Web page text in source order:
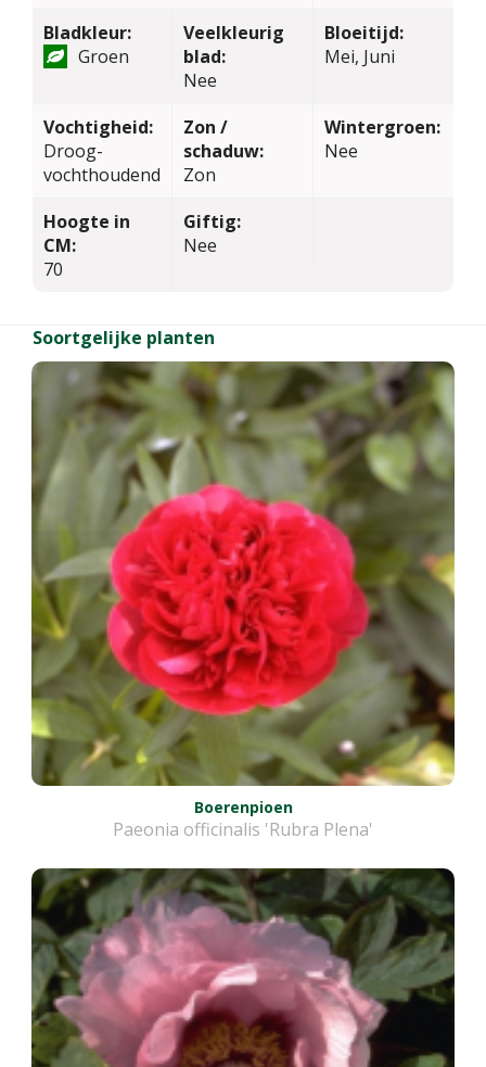
Bladkleur:
Groen
Veelkleurig
blad:
Nee
Bloeitijd:
Mei, Juni
Vochtigheid:
Droog-
vochthoudend
Zon /
schaduw:
Zon
Wintergroen:
Nee
Hoogte in
CM:
70
Giftig:
Nee
Soortgelijke planten
Boerenpioen
Paeonia officinalis 'Rubra Plena'